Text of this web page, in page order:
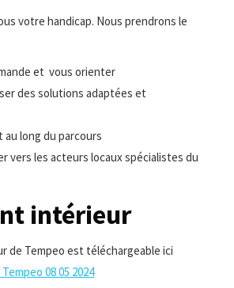
votre handicap. Nous prendrons le
et vous orienter
des solutions adaptées et
long du parcours
vers les acteurs locaux spécialistes du
intérieur
de Tempeo est téléchargeable ici
08 05 2024